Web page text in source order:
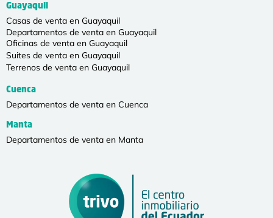
Guayaquil
Casas de venta en Guayaquil
Departamentos de venta en Guayaquil
Oficinas de venta en Guayaquil
Suites de venta en Guayaquil
Terrenos de venta en Guayaquil
Cuenca
Departamentos de venta en Cuenca
Manta
Departamentos de venta en Manta